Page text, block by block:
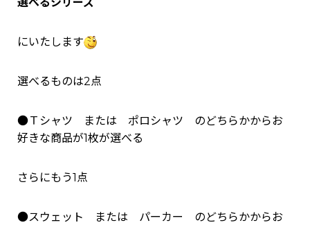
にいたします
選べるものは2点
●Ｔシャツ または ポロシャツ のどちらかからお
好きな商品が1枚が選べる
さらにもう1点
●スウェット または パーカー のどちらかからお